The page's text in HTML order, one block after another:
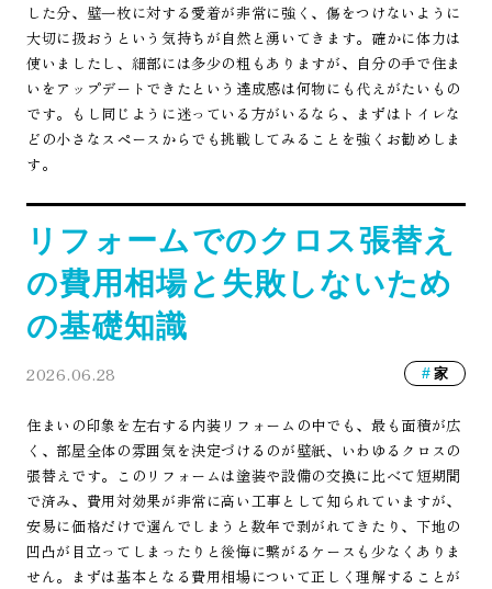
した分、壁一枚に対する愛着が非常に強く、傷をつけないように
大切に扱おうという気持ちが自然と湧いてきます。確かに体力は
使いましたし、細部には多少の粗もありますが、自分の手で住ま
いをアップデートできたという達成感は何物にも代えがたいもの
です。もし同じように迷っている方がいるなら、まずはトイレな
どの小さなスペースからでも挑戦してみることを強くお勧めしま
す。
リフォームでのクロス張替え
の費用相場と失敗しないため
の基礎知識
2026.06.28 家
住まいの印象を左右する内装リフォームの中でも、最も面積が広
く、部屋全体の雰囲気を決定づけるのが壁紙、いわゆるクロスの
張替えです。このリフォームは塗装や設備の交換に比べて短期間
で済み、費用対効果が非常に高い工事として知られていますが、
安易に価格だけで選んでしまうと数年で剥がれてきたり、下地の
凹凸が目立ってしまったりと後悔に繋がるケースも少なくありま
せん。まずは基本となる費用相場について正しく理解することが